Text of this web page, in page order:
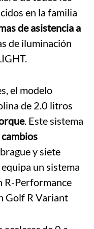
en la familia
de asistencia a
de iluminación
el modelo
de 2.0 litros
. Este sistema
y siete
un sistema
R-Performance
Golf R Variant